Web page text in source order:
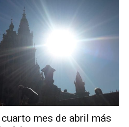
mes de abril más